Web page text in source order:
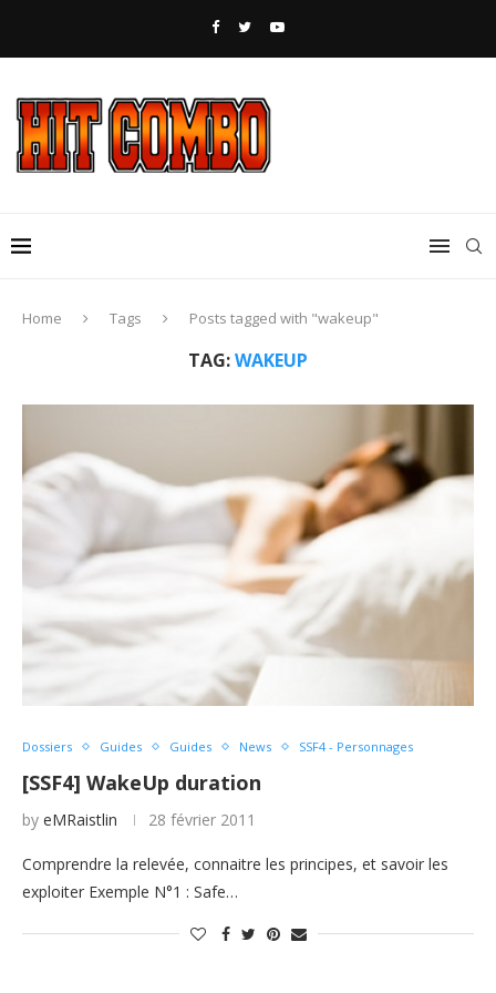
Home Tags Posts tagged with "wakeup"
TAG:WAKEUP
Dossiers Guides Guides News SSF4 - Personnages
[SSF4] WakeUp duration
by eMRaistlin 28 février 2011
Comprendre la relevée, connaitre les principes, et savoir les
exploiter Exemple N°1 : Safe…